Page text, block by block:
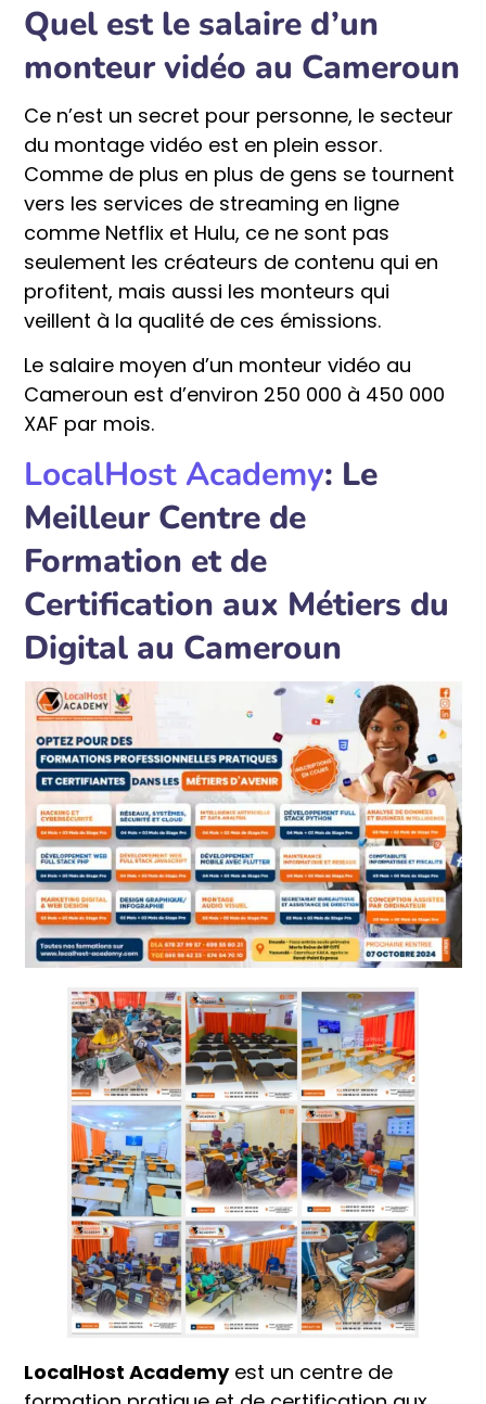
Quel est le salaire d’un
monteur vidéo au Cameroun
Ce n’est un secret pour personne, le secteur
du montage vidéo est en plein essor.
Comme de plus en plus de gens se tournent
vers les services de streaming en ligne
comme Netflix et Hulu, ce ne sont pas
seulement les créateurs de contenu qui en
profitent, mais aussi les monteurs qui
veillent à la qualité de ces émissions.
Le salaire moyen d’un monteur vidéo au
Cameroun est d’environ 250 000 à 450 000
XAF par mois.
LocalHost Academy: Le
Meilleur Centre de
Formation et de
Certification aux Métiers du
Digital au Cameroun
LocalHost Academyest un centre de